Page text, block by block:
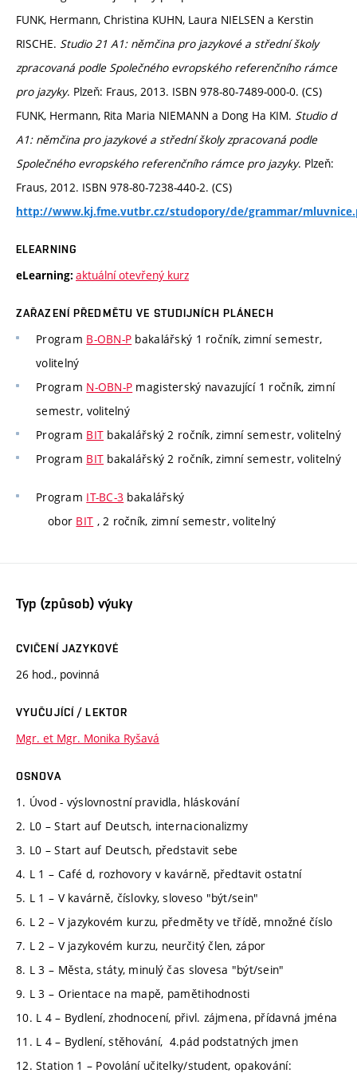
FUNK, Hermann, Christina KUHN, Laura NIELSEN a Kerstin
RISCHE. Studio 21 A1: němčina pro jazykové a střední školy
zpracovaná podle Společného evropského referenčního rámce
pro jazyky. Plzeň: Fraus, 2013. ISBN 978-80-7489-000-0. (CS)
FUNK, Hermann, Rita Maria NIEMANN a Dong Ha KIM. Studio d
A1: němčina pro jazykové a střední školy zpracovaná podle
Společného evropského referenčního rámce pro jazyky. Plzeň:
Fraus, 2012. ISBN 978-80-7238-440-2. (CS)
http://www.kj.fme.vutbr.cz/studopory/de/grammar/
ELEARNING
eLearning: aktuální otevřený kurz
ZAŘAZENÍ PŘEDMĚTU VE STUDIJNÍCH PLÁNECH
Program B-OBN-P bakalářský 1 ročník, zimní semestr,
volitelný
Program N-OBN-P magisterský navazující 1 ročník, zimní
semestr, volitelný
Program BIT bakalářský 2 ročník, zimní semestr, volitelný
Program BIT bakalářský 2 ročník, zimní semestr, volitelný
Program IT-BC-3 bakalářský
obor BIT , 2 ročník, zimní semestr, volitelný
Typ (způsob) výuky
CVIČENÍ JAZYKOVÉ
26 hod., povinná
VYUČUJÍCÍ / LEKTOR
Mgr. et Mgr. Monika Ryšavá
OSNOVA
1. Úvod - výslovnostní pravidla, hláskování
2. L0 – Start auf Deutsch, internacionalizmy
3. L0 – Start auf Deutsch, představit sebe
4. L 1 – Café d, rozhovory v kavárně, předtavit ostatní
5. L 1 – V kavárně, číslovky, sloveso "být/sein"
6. L 2 – V jazykovém kurzu, předměty ve třídě, množné číslo
7. L 2 – V jazykovém kurzu, neurčitý člen, zápor
8. L 3 – Města, státy, minulý čas slovesa "být/sein"
9. L 3 – Orientace na mapě, pamětihodnosti
10. L 4 – Bydlení, zhodnocení, přivl. zájmena, přídavná jména
11. L 4 – Bydlení, stěhování, 4.pád podstatných jmen
12. Station 1 – Povolání učitelky/student, opakování: